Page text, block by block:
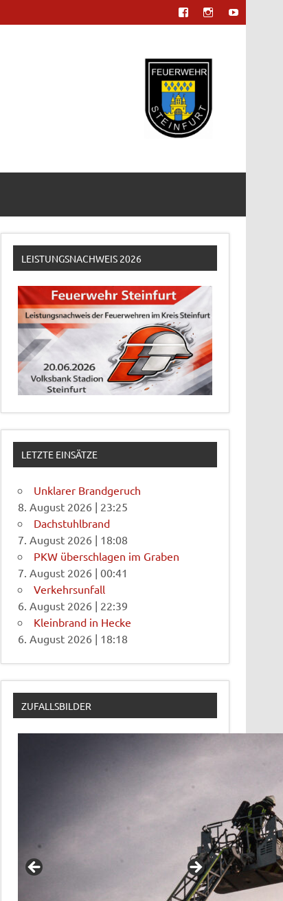
LEISTUNGSNACHWEIS 2026
LETZTE EINSÄTZE
Unklarer Brandgeruch
8. August 2026 | 23:25
Dachstuhlbrand
7. August 2026 | 18:08
PKW überschlagen im Graben
7. August 2026 |00:41
Verkehrsunfall
6. August 2026 | 22:39
Kleinbrand in Hecke
6. August 2026 | 18:18
ZUFALLSBILDER